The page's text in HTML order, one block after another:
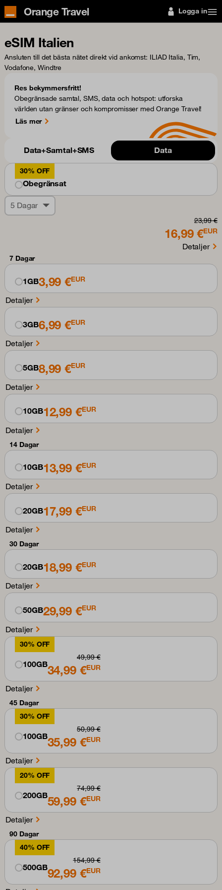
Orange Travel Logga in
eSIM Italien
Ansluten till det bästa nätet direkt vid ankomst: ILIAD Italia, Tim,
Vodafone, Windtre
Res bekymmersfritt!
Obegränsade samtal, SMS, data och hotspot: utforska
världen utan gränser och kompromisser med Orange Travel!
Läs mer
Data+Samtal+SMS Data
30% OFF
Obegränsat
5 Dagar
23,99 €
16,99 €EUR
Detaljer
7 Dagar
1GB3,99 €EUR
Detaljer
3GB6,99 €EUR
Detaljer
5GB8,99 €EUR
Detaljer
10GB12,99 €EUR
Detaljer
14 Dagar
10GB13,99 €EUR
Detaljer
20GB17,99 €EUR
Detaljer
30 Dagar
20GB18,99 €EUR
Detaljer
50GB29,99 €EUR
Detaljer
30% OFF
100GB
49,99 €
34,99 €EUR
Detaljer
45 Dagar
30% OFF
100GB
50,99 €
35,99 €EUR
Detaljer
20% OFF
200GB
74,99 €
59,99 €EUR
Detaljer
90 Dagar
40% OFF
500GB
154,99 €
92,99 €EUR